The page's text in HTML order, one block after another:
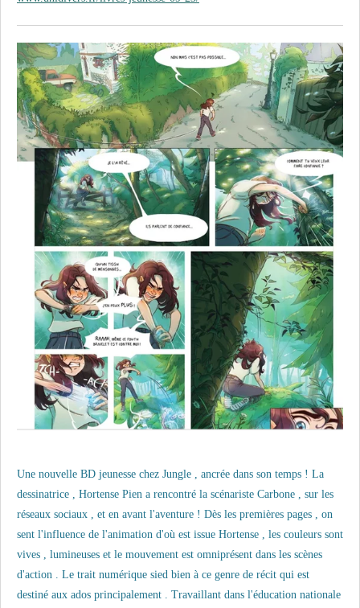
Une nouvelle BD jeunesse chez Jungle , ancrée dans son temps ! La
dessinatrice , Hortense Pien a rencontré la scénariste Carbone , sur les
réseaux sociaux , et en avant l'aventure ! Dès les premières pages , on
sent l'influence de l'animation d'où est issue Hortense , les couleurs sont
vives , lumineuses et le mouvement est omniprésent dans les scènes
d'action . Le trait numérique sied bien à ce genre de récit qui est
destiné aux ados principalement . Travaillant dans l'éducation nationale